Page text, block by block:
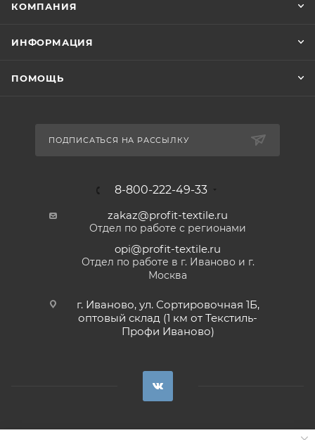
КОМПАНИЯ
ИНФОРМАЦИЯ
ПОМОЩЬ
ПОДПИСАТЬСЯ НА РАССЫЛКУ
8-800-222-49-33
zakaz@profit-textile.ru
Отдел по работе с регионами
opi@profit-textile.ru
Отдел по работе в г. Иваново и г.
Москва
г. Иваново, ул. Сортировочная 1Б,
оптовый склад (1 км от Текстиль-
Профи Иваново)